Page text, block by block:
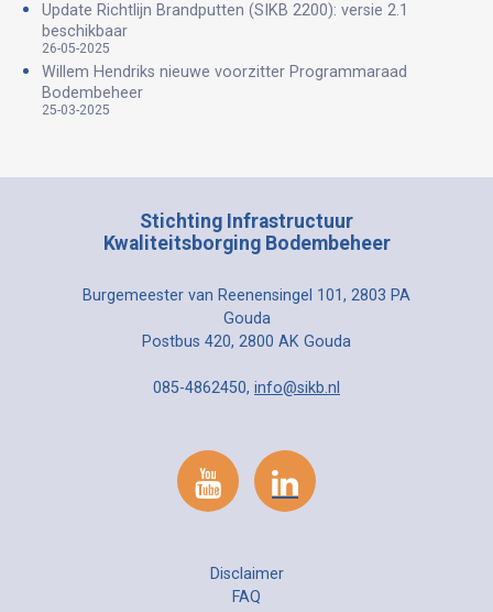
Update Richtlijn Brandputten (SIKB 2200): versie 2.1
beschikbaar
26-05-2025
Willem Hendriks nieuwe voorzitter Programmaraad
Bodembeheer
25-03-2025
Stichting Infrastructuur
Kwaliteitsborging Bodembeheer
Burgemeester van Reenensingel 101, 2803 PA
Gouda
Postbus 420, 2800 AK Gouda
085-4862450, info@sikb.nl
Disclaimer
FAQ